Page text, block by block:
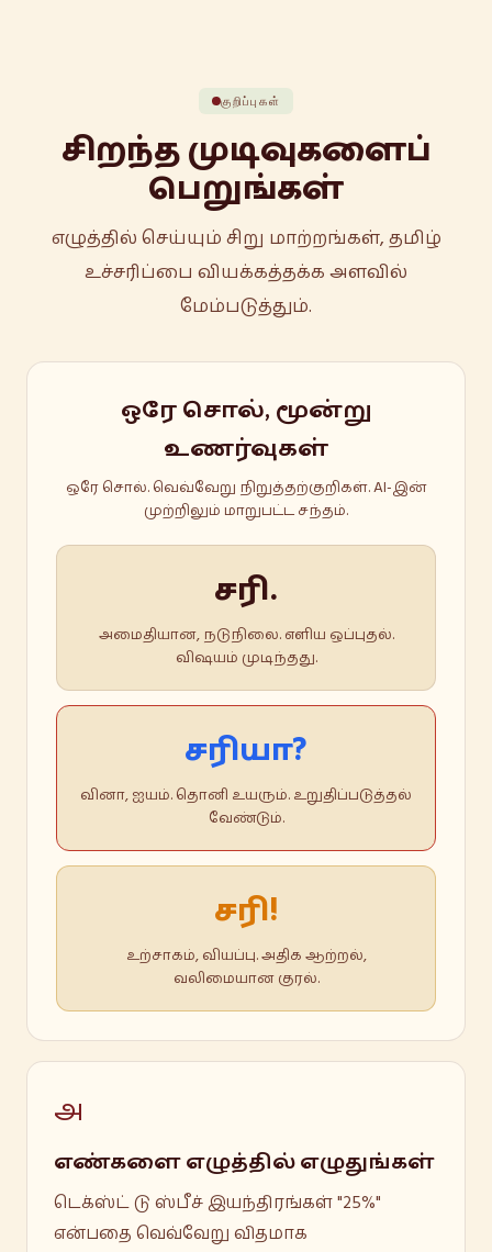
குறிப்புகள்
சிறந்த முடிவுகளைப்
பெறுங்கள்
எழுத்தில் செய்யும் சிறு மாற்றங்கள், தமிழ்
உச்சரிப்பை வியக்கத்தக்க அளவில்
மேம்படுத்தும்.
ஒரே சொல், மூன்று
உணர்வுகள்
ஒரே சொல். வெவ்வேறு நிறுத்தற்குறிகள். AI-இன்
முற்றிலும் மாறுபட்ட சந்தம்.
சரி.
அமைதியான, நடுநிலை. எளிய ஒப்புதல்.
விஷயம் முடிந்தது.
சரியா?
வினா, ஐயம். தொனி உயரும். உறுதிப்படுத்தல்
வேண்டும்.
சரி!
உற்சாகம், வியப்பு. அதிக ஆற்றல்,
வலிமையான குரல்.
அ
எண்களை எழுத்தில் எழுதுங்கள்
டெக்ஸ்ட் டு ஸ்பீச் இயந்திரங்கள் "25%"
என்பதை வெவ்வேறு விதமாக